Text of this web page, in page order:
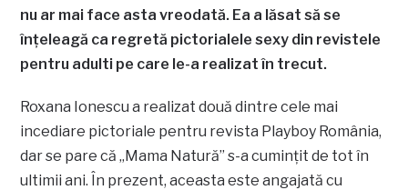
nu ar mai face asta vreodată. Ea a lăsat să se
înțeleagă ca regretă pictorialele sexy din revistele
pentru adulti pe care le-a realizat în trecut.
Roxana Ionescu a realizat două dintre cele mai
incediare pictoriale pentru revista Playboy România,
dar se pare că „Mama Natură” s-a cumințit de tot în
ultimii ani. În prezent, aceasta este angajată cu